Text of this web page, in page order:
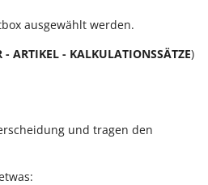
ausgewählt werden.
ARTIKEL - KALKULATIONSSÄTZE)
und tragen den